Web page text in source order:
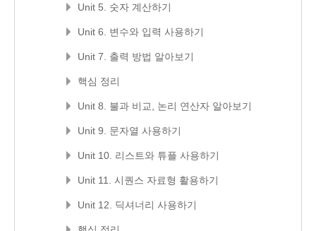
Unit 5. 숫자 계산하기
Unit 6. 변수와 입력 사용하기
Unit 7. 출력 방법 알아보기
핵심 정리
Unit 8. 불과 비교, 논리 연산자 알아보기
Unit 9. 문자열 사용하기
Unit 10. 리스트와 튜플 사용하기
Unit 11. 시퀀스 자료형 활용하기
Unit 12. 딕셔너리 사용하기